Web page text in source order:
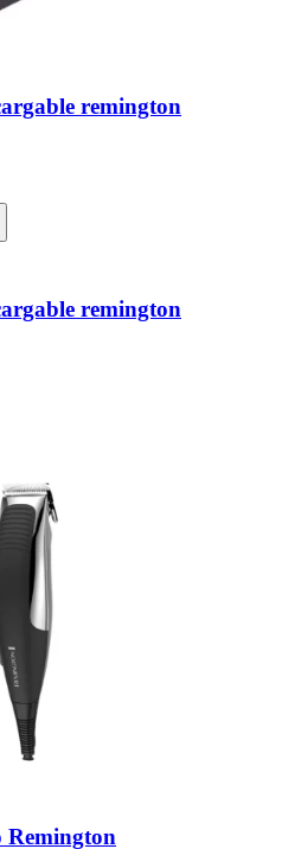
remington
remington
Remington